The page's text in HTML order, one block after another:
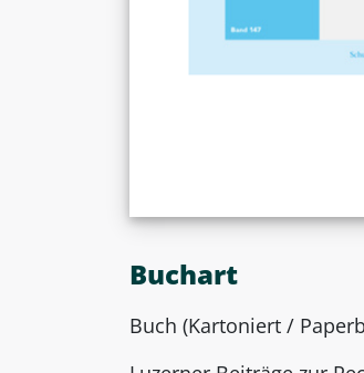
Buchart
Buch (Kartoniert /